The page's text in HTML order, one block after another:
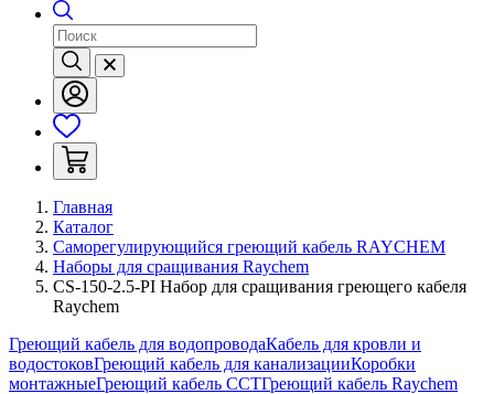
Главная
Каталог
Саморегулирующийся греющий кабель RAYCHEM
Наборы для сращивания Raychem
CS-150-2.5-PI Набор для сращивания греющего кабеля
Raychem
Греющий кабель для водопроводаКабель для кровли и
водостоковГреющий кабель для канализацииКоробки
монтажныеГреющий кабель ССТГреющий кабель Raychem